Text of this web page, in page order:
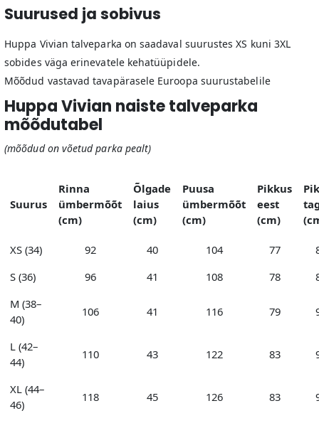
Suurused ja sobivus
Huppa Vivian talveparka on saadaval suurustes XS kuni 3XL
sobides väga erinevatele kehatüüpidele.
Mõõdud vastavad tavapärasele Euroopa suurustabelile
Huppa Vivian naiste talveparka
mõõdutabel
(mõõdud on võetud parka pealt)
Suurus
Rinna
ümbermõõt
(cm)
Õlgade
laius
(cm)
Puusa
ümbermõõt
(cm)
Pikkus
eest
(cm)
XS (34) 92 40 104 77
S (36)
96 41 108 78
M (38–
40)
106 41 116 79
L (42–
44)
110 43 122 83
XL (44–
46)
118 45 126 83